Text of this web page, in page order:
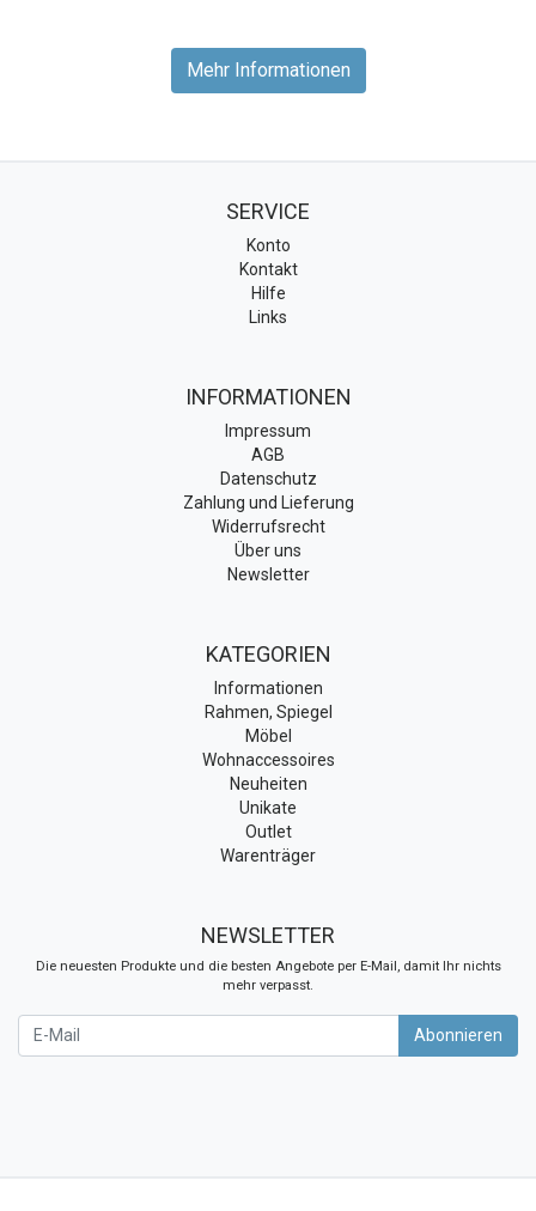
Mehr Informationen
SERVICE
Konto
Kontakt
Hilfe
Links
INFORMATIONEN
Impressum
AGB
Datenschutz
Zahlung und Lieferung
Widerrufsrecht
Über uns
Newsletter
KATEGORIEN
Informationen
Rahmen, Spiegel
Möbel
Wohnaccessoires
Neuheiten
Unikate
Outlet
Warenträger
NEWSLETTER
Die neuesten Produkte und die besten Angebote per E-Mail, damit Ihr nichts
mehr verpasst.
Abonnieren